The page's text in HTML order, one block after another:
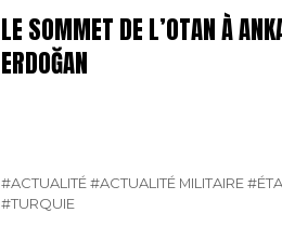
LE SOMMET DE L’OTAN À
ERDOĞAN
#ACTUALITÉ#ACTUALITÉ MILITAIRE
#TURQUIE